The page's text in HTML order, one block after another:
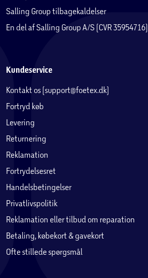
Salling Group tilbagekaldelser
En del af Salling Group A/S (CVR 35954716)
Kundeservice
Kontakt os (support@foetex.dk)
Fortryd køb
Levering
Returnering
Reklamation
Fortrydelsesret
Handelsbetingelser
Privatlivspolitik
Reklamation eller tilbud om reparation
Betaling, købekort & gavekort
Ofte stillede spørgsmål